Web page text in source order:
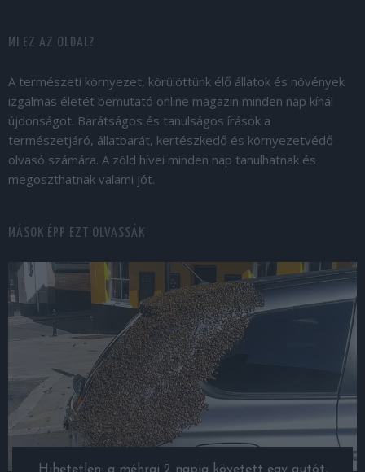
MI EZ AZ OLDAL?
A természeti környezet, körülöttünk élő állatok és növények
izgalmas életét bemutató online magazin minden nap kínál
újdonságot. Barátságos és tanulságos írások a
természetjáró, állatbarát, kertészkedő és környezetvédő
olvasó számára. A zöld hívei minden nap tanulhatnak és
megoszthatnak valami jót.
MÁSOK ÉPP EZT OLVASSÁK